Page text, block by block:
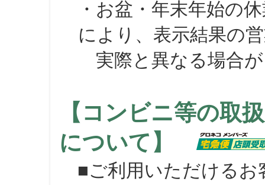
・お盆・年末年始の
により、表示結果の
実際と異なる場合が
【コンビニ等の取
について】
■ご利用いただけるお